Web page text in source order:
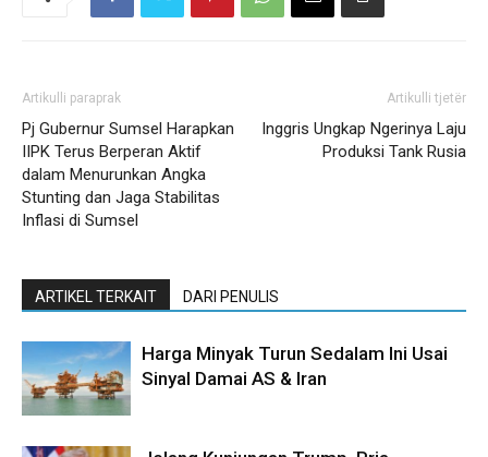
Artikulli paraprak
Pj Gubernur Sumsel Harapkan
IIPK Terus Berperan Aktif
dalam Menurunkan Angka
Stunting dan Jaga Stabilitas
Inflasi di Sumsel
Artikulli tjetër
Inggris Ungkap Ngerinya Laju
Produksi Tank Rusia
ARTIKEL TERKAIT DARI PENULIS
Harga Minyak Turun Sedalam Ini Usai
Sinyal Damai AS & Iran